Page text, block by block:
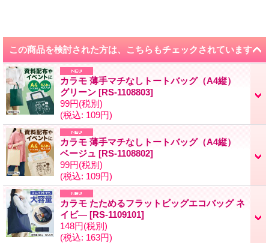
この商品を検討された方は、こちらもチェックされています
カラモ 薄手マチなしトートバッグ（A4縦）
グリーン [RS-1108803]
99円(税別)
(税込: 109円)
カラモ 薄手マチなしトートバッグ（A4縦）
ベージュ [RS-1108802]
99円(税別)
(税込: 109円)
カラモ たためるフラットビッグエコバッグ ネ
イビ― [RS-1109101]
148円(税別)
(税込: 163円)